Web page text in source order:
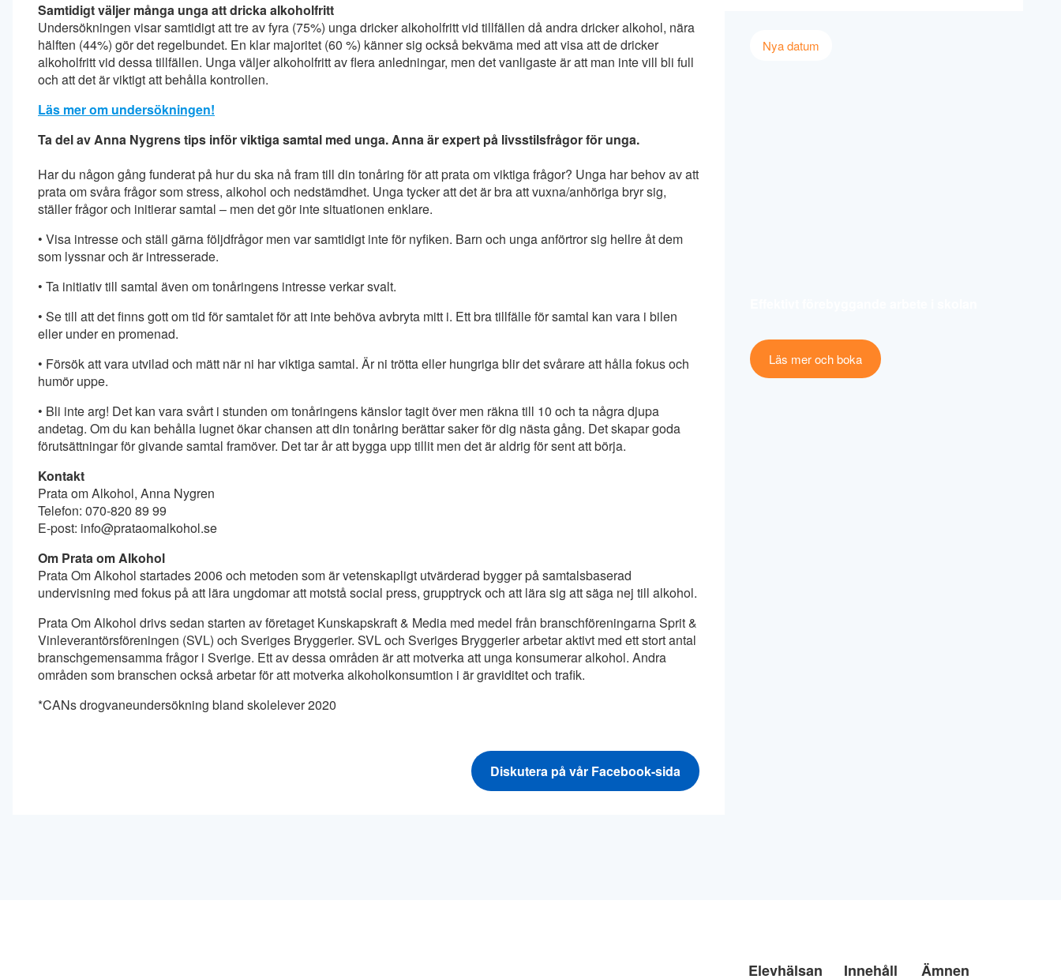
Samtidigt väljer många unga att dricka alkoholfritt
Undersökningen visar samtidigt att tre av fyra (75%) unga dricker alkoholfritt vid tillfällen då andra dricker alkohol, nära
hälften (44%) gör det regelbundet. En klar majoritet (60 %) känner sig också bekväma med att visa att de dricker
alkoholfritt vid dessa tillfällen. Unga väljer alkoholfritt av flera anledningar, men det vanligaste är att man inte vill bli full
och att det är viktigt att behålla kontrollen.
Läs mer om undersökningen!
Ta del av Anna Nygrens tips inför viktiga samtal med unga. Anna är expert på livsstilsfrågor för unga.
Har du någon gång funderat på hur du ska nå fram till din tonåring för att prata om viktiga frågor? Unga har behov av att
prata om svåra frågor som stress, alkohol och nedstämdhet. Unga tycker att det är bra att vuxna/anhöriga bryr sig,
ställer frågor och initierar samtal – men det gör inte situationen enklare.
• Visa intresse och ställ gärna följdfrågor men var samtidigt inte för nyfiken. Barn och unga anförtror sig hellre åt dem
som lyssnar och är intresserade.
• Ta initiativ till samtal även om tonåringens intresse verkar svalt.
• Se till att det finns gott om tid för samtalet för att inte behöva avbryta mitt i. Ett bra tillfälle för samtal kan vara i bilen
eller under en promenad.
• Försök att vara utvilad och mätt när ni har viktiga samtal. Är ni trötta eller hungriga blir det svårare att hålla fokus och
humör uppe.
• Bli inte arg! Det kan vara svårt i stunden om tonåringens känslor tagit över men räkna till 10 och ta några djupa
andetag. Om du kan behålla lugnet ökar chansen att din tonåring berättar saker för dig nästa gång. Det skapar goda
förutsättningar för givande samtal framöver. Det tar år att bygga upp tillit men det är aldrig för sent att börja.
Kontakt
Prata om Alkohol, Anna Nygren
Telefon: 070-820 89 99
E-post: info@prataomalkohol.se
Om Prata om Alkohol
Prata Om Alkohol startades 2006 och metoden som är vetenskapligt utvärderad bygger på samtalsbaserad
undervisning med fokus på att lära ungdomar att motstå social press, grupptryck och att lära sig att säga nej till alkohol.
Prata Om Alkohol drivs sedan starten av företaget Kunskapskraft & Media med medel från branschföreningarna Sprit &
Vinleverantörsföreningen (SVL) och Sveriges Bryggerier. SVL och Sveriges Bryggerier arbetar aktivt med ett stort antal
branschgemensamma frågor i Sverige. Ett av dessa områden är att motverka att unga konsumerar alkohol. Andra
områden som branschen också arbetar för att motverka alkoholkonsumtion i är graviditet och trafik.
*CANs drogvaneundersökning bland skolelever 2020
Diskutera på vår Facebook-sida
Nya datum
Läs mer och boka
Elevhälsan Innehåll Ämnen